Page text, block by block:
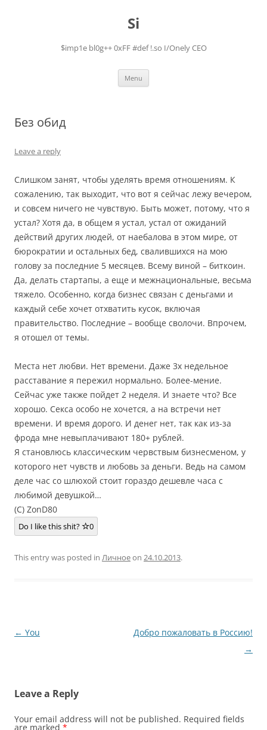
Si
$imp1e bl0g++ 0xFF #def !.so I/Onely CEO
Menu
Без обид
Leave a reply
Слишком занят, чтобы уделять время отношениям. К
сожалению, так выходит, что вот я сейчас лежу вечером,
и совсем ничего не чувствую. Быть может, потому, что я
устал? Хотя да, в общем я устал, устал от ожиданий
действий других людей, от наебалова в этом мире, от
бюрократии и остальных бед, свалившихся на мою
голову за последние 5 месяцев. Всему виной – биткоин.
Да, делать стартапы, а еще и межнациональные, весьма
тяжело. Особенно, когда бизнес связан с деньгами и
каждый себе хочет отхватить кусок, включая
правительство. Последние – вообще сволочи. Впрочем,
я отошел от темы.
Места нет любви. Нет времени. Даже 3х недельное
расставание я пережил нормально. Более-мение.
Сейчас уже также пойдет 2 неделя. И знаете что? Все
хорошо. Секса особо не хочется, а на встречи нет
времени. И время дорого. И денег нет, так как из-за
фрода мне невыплачивают 180+ рублей.
Я становлюсь классическим червствым бизнесменом, у
которого нет чувств и любовь за деньги. Ведь на самом
деле час со шлюхой стоит гораздо дешевле часа с
любимой девушкой…
(C) ZonD80
Do I like this shit? 0
This entry was posted in Личноеon 24.10.2013.
Post
← You
Добро пожаловать в Россию!
→
Leave a Reply
Your email address will not be published. Required fields
are marked *